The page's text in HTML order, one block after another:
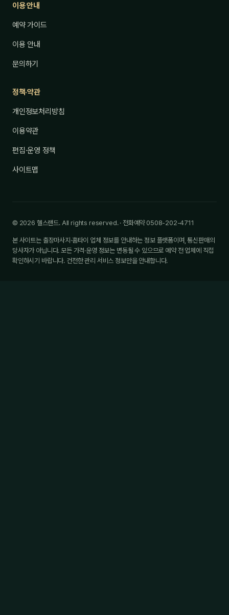
이용 안내
예약 가이드
이용 안내
문의하기
정책·약관
개인정보처리방침
이용약관
편집·운영 정책
사이트맵
© 2026 헬스랜드. All rights reserved. · 전화예약 0508-202-4711
본 사이트는 출장마사지·홈타이 업체 정보를 안내하는 정보 플랫폼이며, 통신판매의
당사자가 아닙니다. 모든 가격·운영 정보는 변동될 수 있으므로 예약 전 업체에 직접
확인하시기 바랍니다. 건전한 관리 서비스 정보만을 안내합니다.